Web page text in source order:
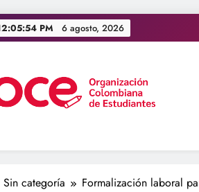
PM 6 agosto, 2026
Colombia
Sin categoría Formalización laboral